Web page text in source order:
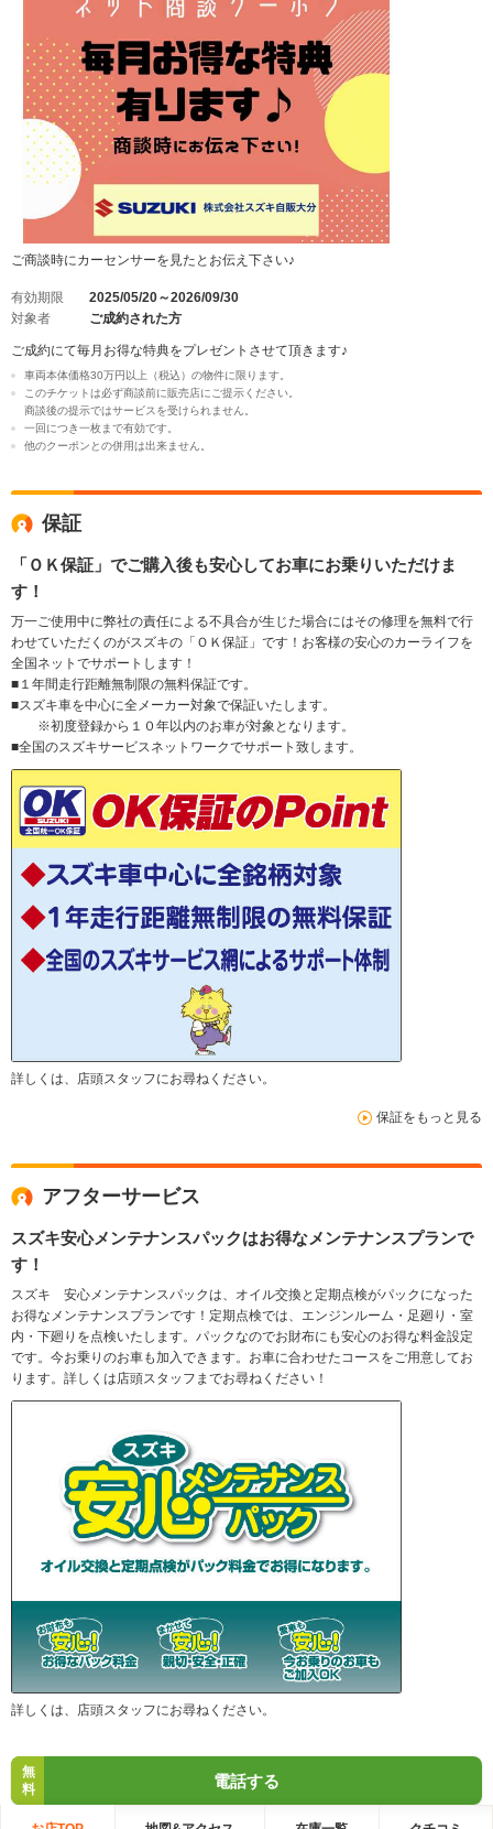
ご商談時にカーセンサーを見たとお伝え下さい♪
有効期限
2025/05/20～2026/09/30
対象者
ご成約された方
ご成約にて毎月お得な特典をプレゼントさせて頂きます♪
車両本体価格30万円以上（税込）の物件に限ります。
このチケットは必ず商談前に販売店にご提示ください。
商談後の提示ではサービスを受けられません。
一回につき一枚まで有効です。
他のクーポンとの併用は出来ません。
保証
「ＯＫ保証」でご購入後も安心してお車にお乗りいただけま
す！
万一ご使用中に弊社の責任による不具合が生じた場合にはその修理を無料で行
わせていただくのがスズキの「ＯＫ保証」です！お客様の安心のカーライフを
全国ネットでサポートします！
■１年間走行距離無制限の無料保証です。
■スズキ車を中心に全メーカー対象で保証いたします。
※初度登録から１０年以内のお車が対象となります。
■全国のスズキサービスネットワークでサポート致します。
詳しくは、店頭スタッフにお尋ねください。
保証をもっと見る
アフターサービス
スズキ安心メンテナンスパックはお得なメンテナンスプランで
す！
スズキ 安心メンテナンスパックは、オイル交換と定期点検がパックになった
お得なメンテナンスプランです！定期点検では、エンジンルーム・足廻り・室
内・下廻りを点検いたします。パックなのでお財布にも安心のお得な料金設定
です。今お乗りのお車も加入できます。お車に合わせたコースをご用意してお
ります。詳しくは店頭スタッフまでお尋ねください！
詳しくは、店頭スタッフにお尋ねください。
無
料
電話する